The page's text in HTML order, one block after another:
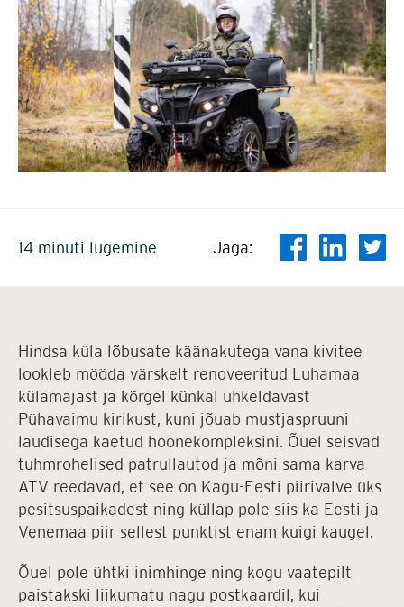
14 minuti lugemine Jaga:
Hindsa küla lõbusate käänakutega vana kivitee
lookleb mööda värskelt renoveeritud Luhamaa
külamajast ja kõrgel künkal uhkeldavast
Pühavaimu kirikust, kuni jõuab mustjaspruuni
laudisega kaetud hoonekompleksini. Õuel seisvad
tuhmrohelised patrullautod ja mõni sama karva
ATV reedavad, et see on Kagu-Eesti piirivalve üks
pesitsuspaikadest ning küllap pole siis ka Eesti ja
Venemaa piir sellest punktist enam kuigi kaugel.
Õuel pole ühtki inimhinge ning kogu vaatepilt
paistakski liikumatu nagu postkaardil, kui